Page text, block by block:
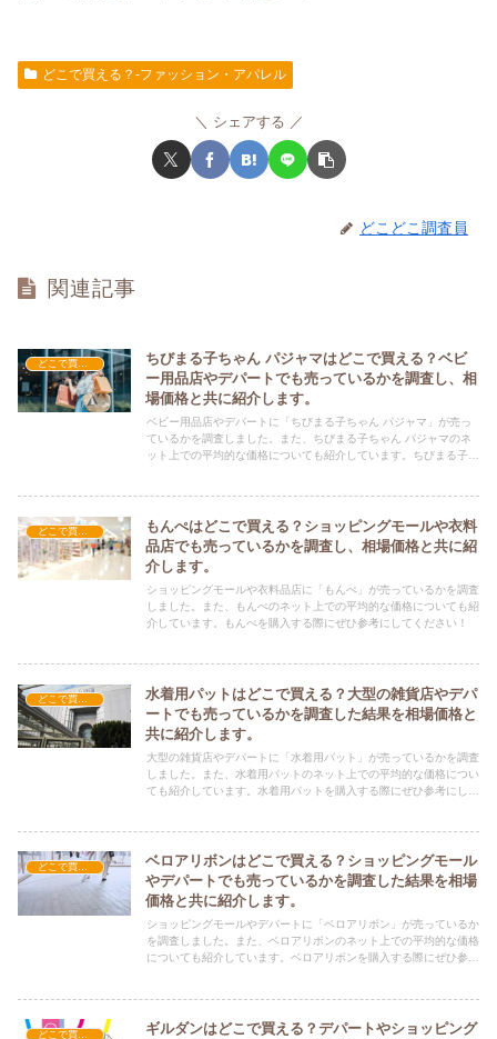
どこで買える？-ファッション・アパレル
シェアする
どこどこ調査員
関連記事
ちびまる子ちゃん パジャマはどこで買える？ベビ
ー用品店やデパートでも売っているかを調査し、相
場価格と共に紹介します。
ベビー用品店やデパートに「ちびまる子ちゃん パジャマ」が売っ
ているかを調査しました。また、ちびまる子ちゃん パジャマのネ
ット上での平均的な価格についても紹介しています。ちびまる子ち
もんぺはどこで買える？ショッピングモールや衣料
品店でも売っているかを調査し、相場価格と共に紹
介します。
ショッピングモールや衣料品店に「もんぺ」が売っているかを調査
しました。また、もんぺのネット上での平均的な価格についても紹
介しています。もんぺを購入する際にぜひ参考にしてください！
水着用パットはどこで買える？大型の雑貨店やデパ
ートでも売っているかを調査した結果を相場価格と
共に紹介します。
大型の雑貨店やデパートに「水着用パット」が売っているかを調査
しました。また、水着用パットのネット上での平均的な価格につい
ても紹介しています。水着用パットを購入する際にぜひ参考にして
ベロアリボンはどこで買える？ショッピングモール
やデパートでも売っているかを調査した結果を相場
価格と共に紹介します。
ショッピングモールやデパートに「ベロアリボン」が売っているか
を調査しました。また、ベロアリボンのネット上での平均的な価格
についても紹介しています。ベロアリボンを購入する際にぜひ参考
ギルダンはどこで買える？デパートやショッピング